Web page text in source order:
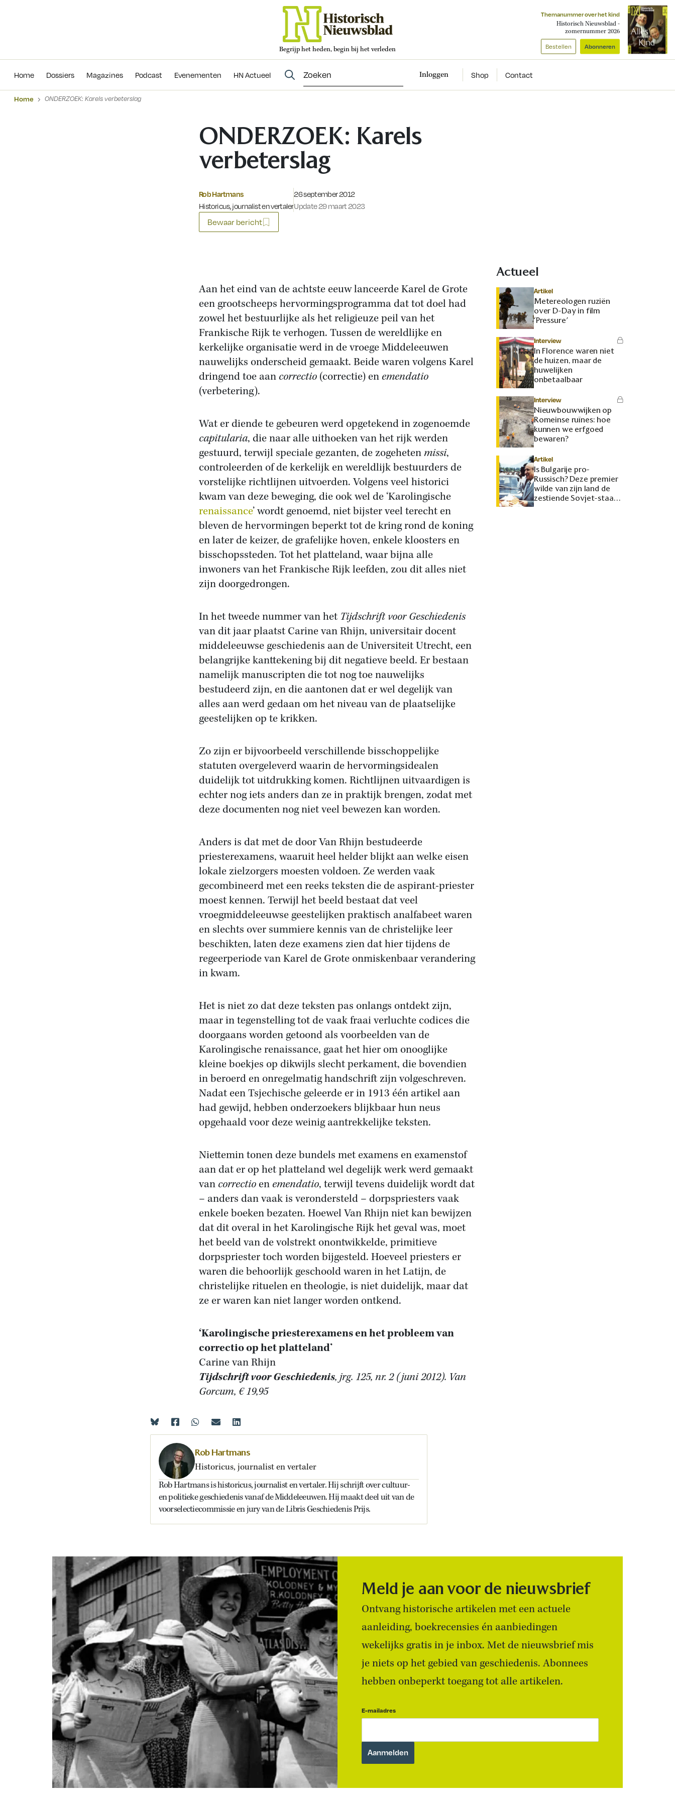
Begrijp het heden, begin bij het verleden
Themanummer over het kind
Historisch Nieuwsblad -
zomernummer 2026
Bestellen Abonneren
Home Dossiers Magazines Podcast Evenementen HN Actueel Inloggen Shop Contact
Evenementen
Home ONDERZOEK: Karels verbeterslag
ONDERZOEK: Karels
verbeterslag
Rob Hartmans
Historicus, journalist en vertaler
Gepubliceerd op:
26 september 2012
Update 29 maart 2023
Bewaar bericht
Aan het eind van de achtste eeuw lanceerde Karel de Grote
een grootscheeps hervormingsprogramma dat tot doel had
zowel het bestuurlijke als het religieuze peil van het
Frankische Rijk te verhogen. Tussen de wereldlijke en
kerkelijke organisatie werd in de vroege Middeleeuwen
nauwelijks onderscheid gemaakt. Beide waren volgens Karel
dringend toe aan correctio(correctie) enemendatio
(verbetering).
Wat er diende te gebeuren werd opgetekend in zogenoemde
capitularia, die naar alle uithoeken van het rijk werden
gestuurd, terwijl speciale gezanten, de zogehetenmissi,
controleerden of de kerkelijk en wereldlijk bestuurders de
vorstelijke richtlijnen uitvoerden. Volgens veel historici
kwam van deze beweging, die ook wel de ‘Karolingische
renaissance’ wordt genoemd, niet bijster veel terecht en
bleven de hervormingen beperkt tot de kring rond de koning
en later de keizer, de grafelijke hoven, enkele kloosters en
bisschopssteden. Tot het platteland, waar bijna alle
inwoners van het Frankische Rijk leefden, zou dit alles niet
zijn doorgedrongen.
In het tweede nummer van het Tijdschrift voor Geschiedenis
van dit jaar plaatst Carine van Rhijn, universitair docent
middeleeuwse geschiedenis aan de Universiteit Utrecht, een
belangrijke kanttekening bij dit negatieve beeld. Er bestaan
namelijk manuscripten die tot nog toe nauwelijks
bestudeerd zijn, en die aantonen dat er wel degelijk van
alles aan werd gedaan om het niveau van de plaatselijke
geestelijken op te krikken.
Zo zijn er bijvoorbeeld verschillende bisschoppelijke
statuten overgeleverd waarin de hervormingsidealen
duidelijk tot uitdrukking komen. Richtlijnen uitvaardigen is
echter nog iets anders dan ze in praktijk brengen, zodat met
deze documenten nog niet veel bewezen kan worden.
Anders is dat met de door Van Rhijn bestudeerde
priesterexamens, waaruit heel helder blijkt aan welke eisen
lokale zielzorgers moesten voldoen. Ze werden vaak
gecombineerd met een reeks teksten die de aspirant-priester
moest kennen. Terwijl het beeld bestaat dat veel
vroegmiddeleeuwse geestelijken praktisch analfabeet waren
en slechts over summiere kennis van de christelijke leer
beschikten, laten deze examens zien dat hier tijdens de
regeerperiode van Karel de Grote onmiskenbaar verandering
in kwam.
Het is niet zo dat deze teksten pas onlangs ontdekt zijn,
maar in tegenstelling tot de vaak fraai verluchte codices die
doorgaans worden getoond als voorbeelden van de
Karolingische renaissance, gaat het hier om onooglijke
kleine boekjes op dikwijls slecht perkament, die bovendien
in beroerd en onregelmatig handschrift zijn volgeschreven.
Nadat een Tsjechische geleerde er in 1913 één artikel aan
had gewijd, hebben onderzoekers blijkbaar hun neus
opgehaald voor deze weinig aantrekkelijke teksten.
Niettemin tonen deze bundels met examens en examenstof
aan dat er op het platteland wel degelijk werk werd gemaakt
van correctioen emendatio, terwijl tevens duidelijk wordt dat
– anders dan vaak is verondersteld – dorpspriesters vaak
enkele boeken bezaten. Hoewel Van Rhijn niet kan bewijzen
dat dit overal in het Karolingische Rijk het geval was, moet
het beeld van de volstrekt onontwikkelde, primitieve
dorpspriester toch worden bijgesteld. Hoeveel priesters er
waren die behoorlijk geschoold waren in het Latijn, de
christelijke rituelen en theologie, is niet duidelijk, maar dat
ze er waren kan niet langer worden ontkend.
‘Karolingische priesterexamens en het probleem van
correctio op het platteland’
Carine van Rhijn
Tijdschrift voor Geschiedenis, jrg. 125, nr. 2 (juni 2012). Van
Gorcum, € 19,95
Actueel
Artikel
Metereologen ruziën
over D-Day in film
‘Pressure’
Interview
In Florence waren niet
de huizen, maar de
huwelijken
onbetaalbaar
Interview
Nieuwbouwwijken op
Romeinse ruïnes: hoe
kunnen we erfgoed
bewaren?
Artikel
Is Bulgarije pro-
Russisch? Deze premier
wilde van zijn land de
zestiende Sovjet-staat
maken
Rob Hartmans
Historicus, journalist en vertaler
Rob Hartmans is historicus, journalist en vertaler. Hij schrijft over cultuur-
en politieke geschiedenis vanaf de Middeleeuwen. Hij maakt deel uit van de
voorselectiecommissie en jury van de Libris Geschiedenis Prijs.
Meld je aan voor de nieuwsbrief
Ontvang historische artikelen met een actuele
aanleiding, boekrecensies én aanbiedingen
wekelijks gratis in je inbox. Met de nieuwsbrief mis
je niets op het gebied van geschiedenis. Abonnees
hebben onbeperkt toegang tot alle artikelen.
E-mailadres